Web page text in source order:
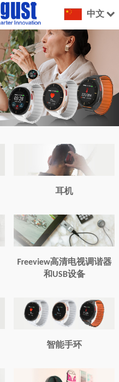
中文
耳机
Freeview高清电视调谐器
和USB设备
智能手环